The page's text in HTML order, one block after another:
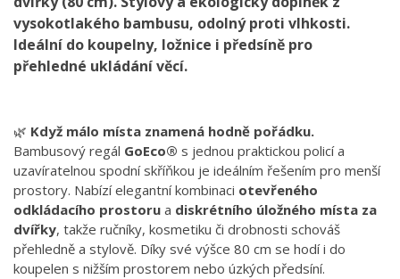
vysokotlakého bambusu, odolný proti vlhkosti.
Ideální do koupelny, ložnice i předsíně pro
přehledné ukládání věcí.
🌿 Když málo místa znamená hodně pořádku.
Bambusový regál GoEco® s jednou praktickou policí a
uzavíratelnou spodní skříňkou je ideálním řešením pro menší
prostory. Nabízí elegantní kombinaci otevřeného
odkládacího prostoru a diskrétního úložného místa za
dvířky, takže ručníky, kosmetiku či drobnosti schováš
přehledně a stylově. Díky své výšce 80 cm se hodí i do
koupelen s nižším prostorem nebo úzkých předsíní.